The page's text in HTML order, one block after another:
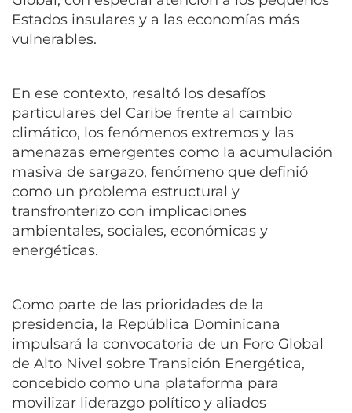
Estados insulares y a las economías más
vulnerables.
En ese contexto, resaltó los desafíos
particulares del Caribe frente al cambio
climático, los fenómenos extremos y las
amenazas emergentes como la acumulación
masiva de sargazo, fenómeno que definió
como un problema estructural y
transfronterizo con implicaciones
ambientales, sociales, económicas y
energéticas.
Como parte de las prioridades de la
presidencia, la República Dominicana
impulsará la convocatoria de un Foro Global
de Alto Nivel sobre Transición Energética,
concebido como una plataforma para
movilizar liderazgo político y aliados